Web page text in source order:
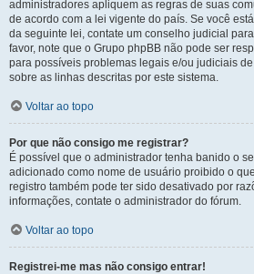
administradores apliquem as regras de suas
de acordo com a lei vigente do país. Se você
da seguinte lei, contate um conselho judicial
favor, note que o Grupo phpBB não pode ser
para possíveis problemas legais e/ou judiciais
sobre as linhas descritas por este sistema.
Voltar ao topo
Por que não consigo me registrar?
É possível que o administrador tenha banido o
adicionado como nome de usuário proibido o
registro também pode ter sido desativado por
informações, contate o administrador do fórum.
Voltar ao topo
Registrei-me mas não consigo entrar!